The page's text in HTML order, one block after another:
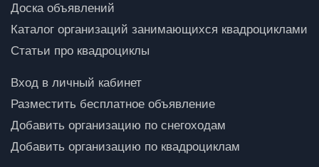
Доска объявлений
Каталог организаций занимающихся квадроциклами
Статьи про квадроциклы
Вход в личный кабинет
Разместить бесплатное объявление
Добавить организацию по снегоходам
Добавить организацию по квадроциклам